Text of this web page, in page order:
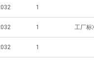
1
1 工厂标
1